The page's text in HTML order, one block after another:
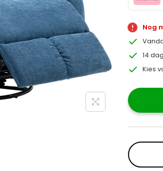
Nog
14
Kies